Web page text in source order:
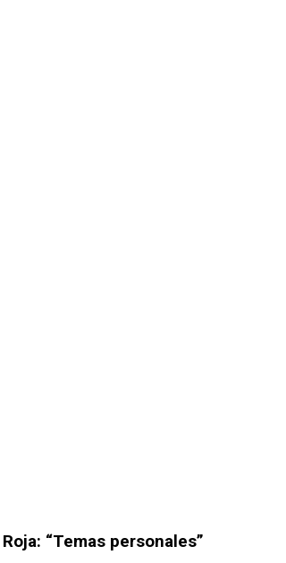
“Temas personales”